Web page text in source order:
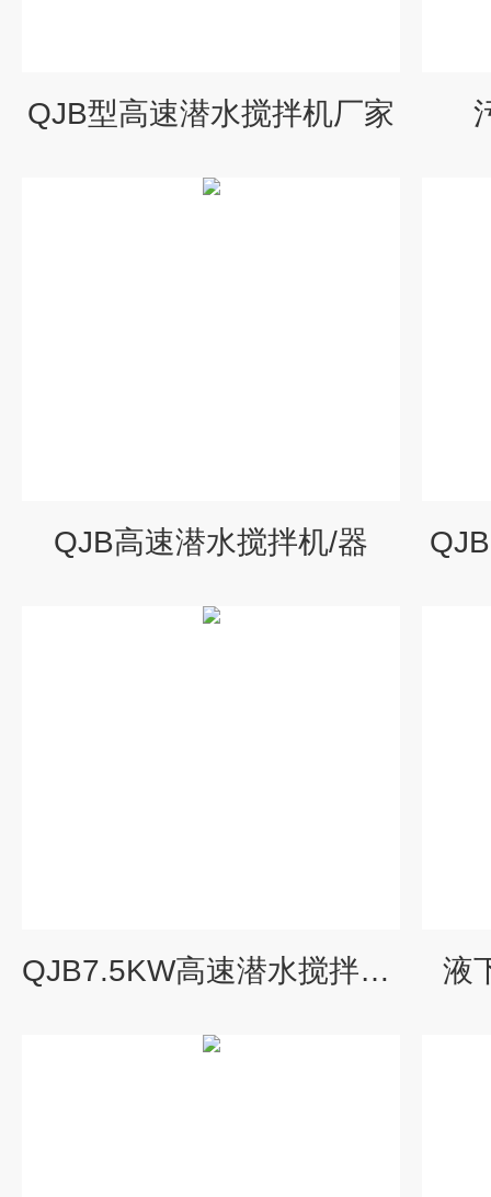
QJB型高速潜水搅拌机厂家
QJB高速潜水搅拌机/器
QJB7.5KW高速潜水搅拌机/器 液